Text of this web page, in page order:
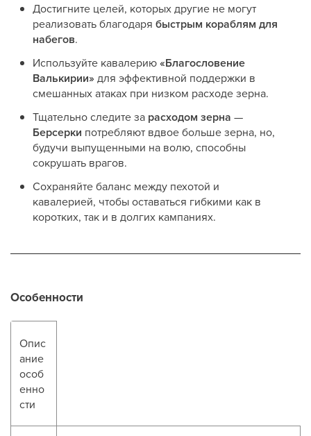
Достигните целей, которых другие не могут
реализовать благодаря быстрым кораблям для
набегов.
Используйте кавалерию«Благословение
Валькирии» для эффективной поддержки в
смешанных атаках при низком расходе зерна.
Тщательно следите за расходом зерна —
Берсерки потребляют вдвое больше зерна, но,
будучи выпущенными на волю, способны
сокрушать врагов.
Сохраняйте баланс между пехотой и
кавалерией, чтобы оставаться гибкими как в
коротких, так и в долгих кампаниях.
Особенности
Опис
ание
особ
енно
сти